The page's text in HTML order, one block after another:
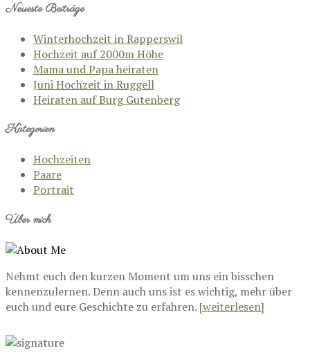
Neueste Beiträge
Winterhochzeit in Rapperswil
Hochzeit auf 2000m Höhe
Mama und Papa heiraten
Juni Hochzeit in Ruggell
Heiraten auf Burg Gutenberg
Kategorien
Hochzeiten
Paare
Portrait
Über mich
Nehmt euch den kurzen Moment um uns ein bisschen
kennenzulernen. Denn auch uns ist es wichtig, mehr über
euch und eure Geschichte zu erfahren. [weiterlesen]